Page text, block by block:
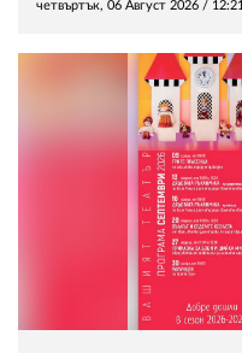
четвъртък, 06 Август 2026 / 12:21